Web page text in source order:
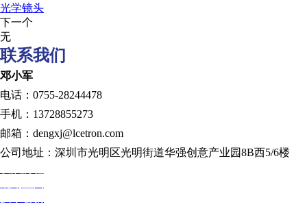
光学镜头
下一个
无
联系我们
邓小军
电话：0755-28244478
手机：13728855273
邮箱：dengxj@lcetron.com
公司地址：深圳市光明区光明街道华强创意产业园8B西5/6楼